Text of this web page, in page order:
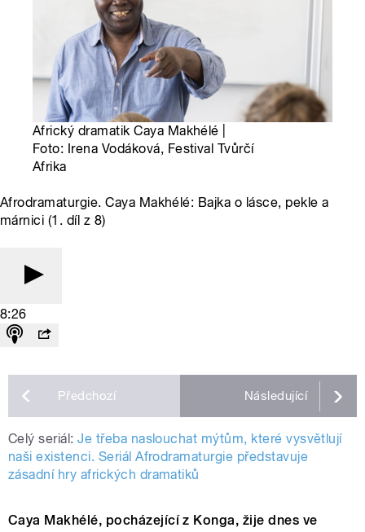
Africký dramatik Caya Makhélé |
Foto: Irena Vodáková, Festival Tvůrčí
Afrika
Afrodramaturgie. Caya Makhélé: Bajka o lásce, pekle a
márnici (1. díl z 8)
8:26
Předchozí Následující
Celý seriál: Je třeba naslouchat mýtům, které vysvětlují
naši existenci. Seriál Afrodramaturgie představuje
zásadní hry afrických dramatiků
Caya Makhélé, pocházející z Konga, žije dnes ve